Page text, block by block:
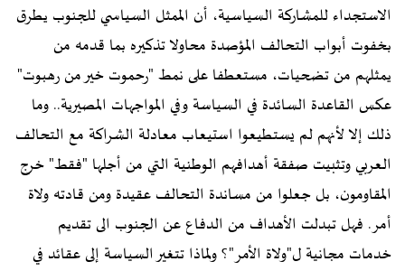
الاستجداء للمشاركة السياسية، أن الممثل السياسي للجنوب يطرق
بخفوت أبواب التحالف المؤصدة محاولا تذكيره بما قدمه من
يمثلهم من تضحيات، مستعطفا على نمط "رحموت خير من رهبوت"
عكس القاعدة السائدة في السياسة وفي المواجهات المصيرية.. وما
ذلك إلا لأنهم لم يستطيعوا استيعاب معادلة الشراكة مع التحالف
العربي وتثبيت صفقة أهدافهم الوطنية التي من أجلها "فقط" خرج
المقاومون، بل جعلوا من مساندة التحالف عقيدة ومن قادته ولاة
أمر. فهل تبدلت الأهداف من الدفاع عن الجنوب الى تقديم
خدمات مجانية ل"ولاة الأمر"؟ ولماذا تتغير السياسة إلى عقائد في